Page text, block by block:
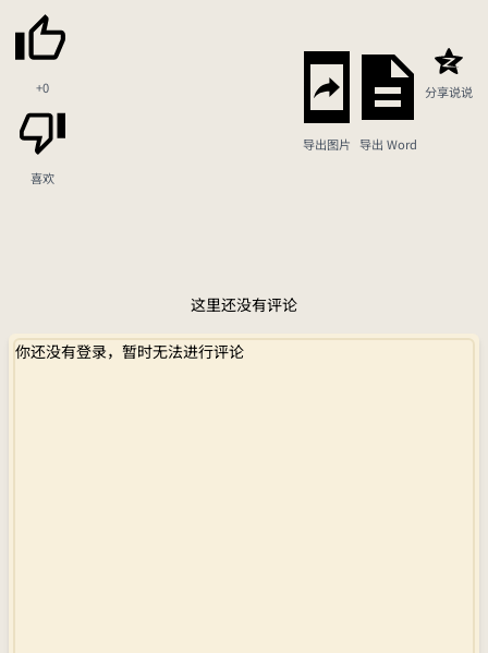
+0
喜欢
导出图片 导出 Word
分享说说
这里还没有评论
你还没有登录，暂时无法进行评论